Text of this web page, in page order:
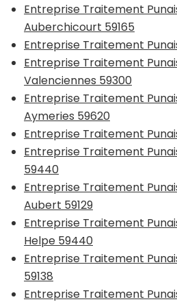
Entreprise Traitement
Auberchicourt 59165
Entreprise Traitement
Entreprise Traitement
Valenciennes 59300
Entreprise Traitement
Aymeries 59620
Entreprise Traitement
Entreprise Traitement
59440
Entreprise Traitement
Aubert 59129
Entreprise Traitement
Helpe 59440
Entreprise Traitement
59138
Entreprise Traitement